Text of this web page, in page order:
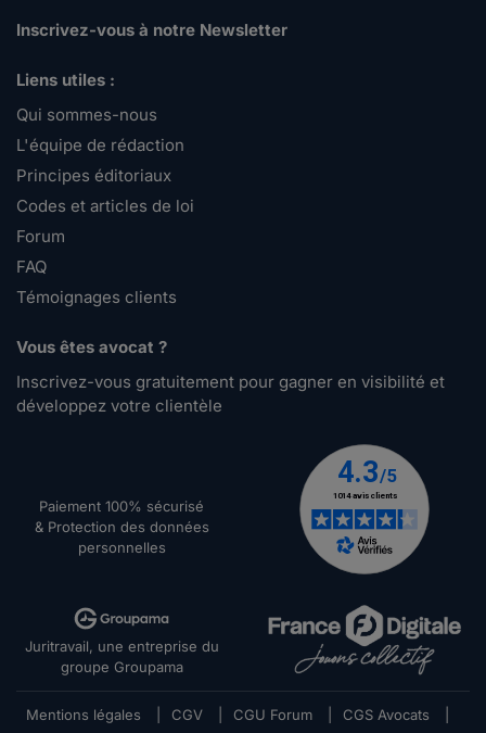
Inscrivez-vous à notre Newsletter
Liens utiles :
Qui sommes-nous
L'équipe de rédaction
Principes éditoriaux
Codes et articles de loi
Forum
FAQ
Témoignages clients
Vous êtes avocat ?
Inscrivez-vous gratuitement pour gagner en visibilité et
développez votre clientèle
Paiement 100% sécurisé
& Protection des données
personnelles
Juritravail, une entreprise du
groupe Groupama
Mentions légales CGV CGU Forum CGS Avocats